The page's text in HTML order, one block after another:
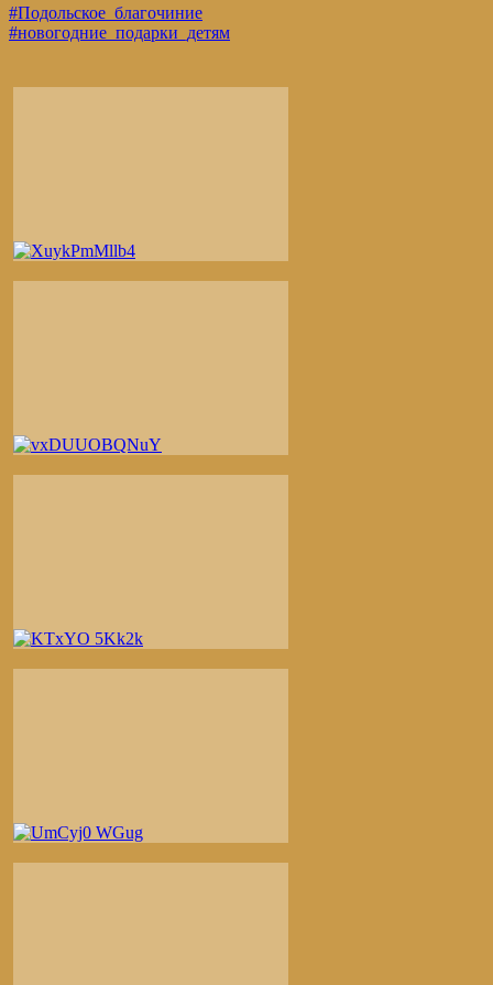
#Подольское_благочиние
#новогодние_подарки_детям